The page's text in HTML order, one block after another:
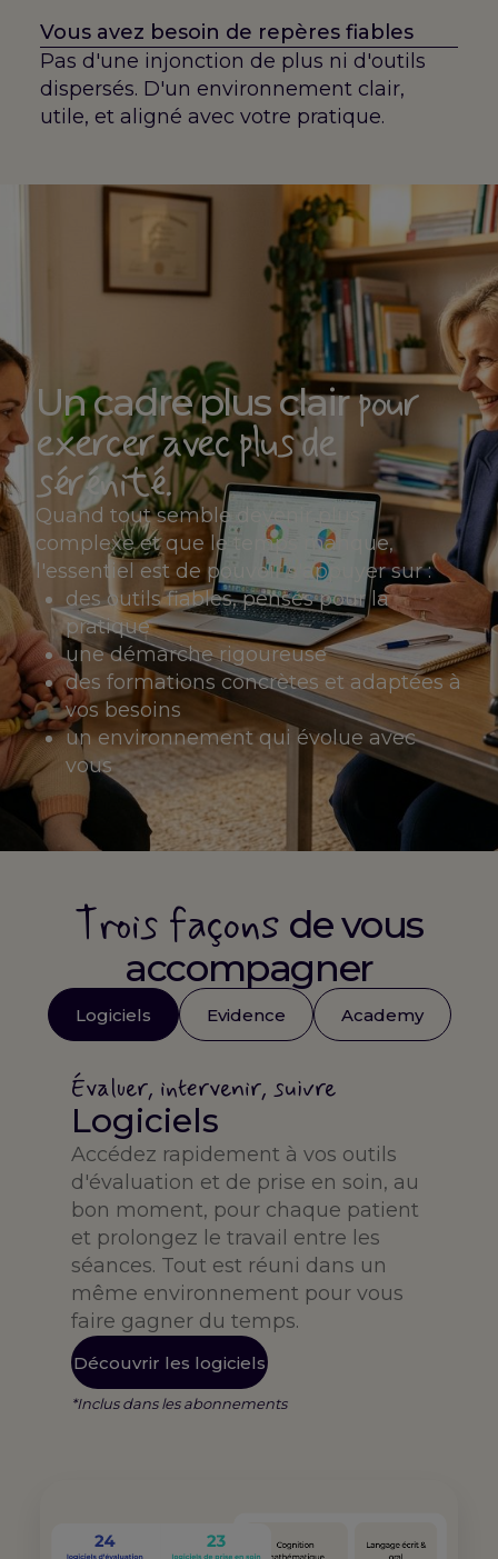
Vous avez besoin de repères fiables
Pas d'une injonction de plus ni d'outils
dispersés. D'un environnement clair,
utile, et aligné avec votre pratique.
Un cadre plus clairpour
exercer avec plus de
sérénité.
Quand tout semble devenir plus
complexe et que le temps manque,
l'essentiel est de pouvoir s'appuyer sur :
des outils fiables, pensés pour la
pratique
une démarche rigoureuse
des formations concrètes et adaptées à
vos besoins
un environnement qui évolue avec
vous
Trois façons de vous
accompagner
Logiciels Evidence Academy
Évaluer, intervenir, suivre
Logiciels
Accédez rapidement à vos outils
d'évaluation et de prise en soin, au
bon moment, pour chaque patient
et prolongez le travail entre les
séances. Tout est réuni dans un
même environnement pour vous
faire gagner du temps.
Découvrir les logiciels
*Inclus dans les abonnements